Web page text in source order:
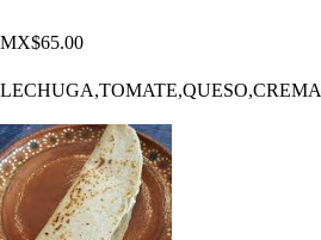
MX$65.00
LECHUGA,TOMATE,QUESO,CREMA